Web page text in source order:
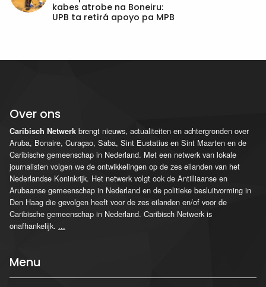
kabes atrobe na Boneiru:
UPB ta retirá apoyo pa MPB
Over ons
Caribisch Netwerk brengt nieuws, actualiteiten en achtergronden over
Aruba, Bonaire, Curaçao, Saba, Sint Eustatius en Sint Maarten en de
Caribische gemeenschap in Nederland. Met een netwerk van lokale
journalisten volgen we de ontwikkelingen op de zes eilanden van het
Nederlandse Koninkrijk. Het netwerk volgt ook de Antilliaanse en
Arubaanse gemeenschap in Nederland en de politieke besluitvorming in
Den Haag die gevolgen heeft voor de zes eilanden en/of voor de
Caribische gemeenschap in Nederland. Caribisch Netwerk is
onafhankelijk. ...
Menu